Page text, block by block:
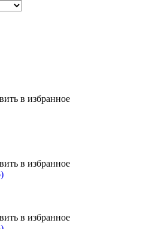
в избранное
в избранное
в избранное